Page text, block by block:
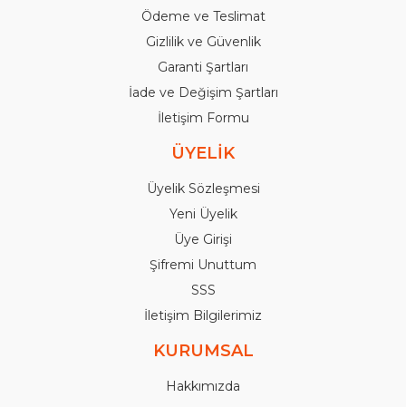
Ödeme ve Teslimat
Gizlilik ve Güvenlik
Garanti Şartları
İade ve Değişim Şartları
İletişim Formu
ÜYELİK
Üyelik Sözleşmesi
Yeni Üyelik
Üye Girişi
Şifremi Unuttum
SSS
İletişim Bilgilerimiz
KURUMSAL
Hakkımızda